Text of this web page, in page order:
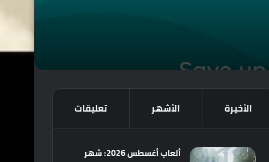
الأخيرة الأشهر تعليقات
ألعاب أغسطس 2026: شهر